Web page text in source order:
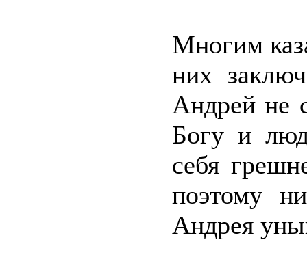
Многим
них
Андрей не
Богу и
себя
поэтому
Андрея